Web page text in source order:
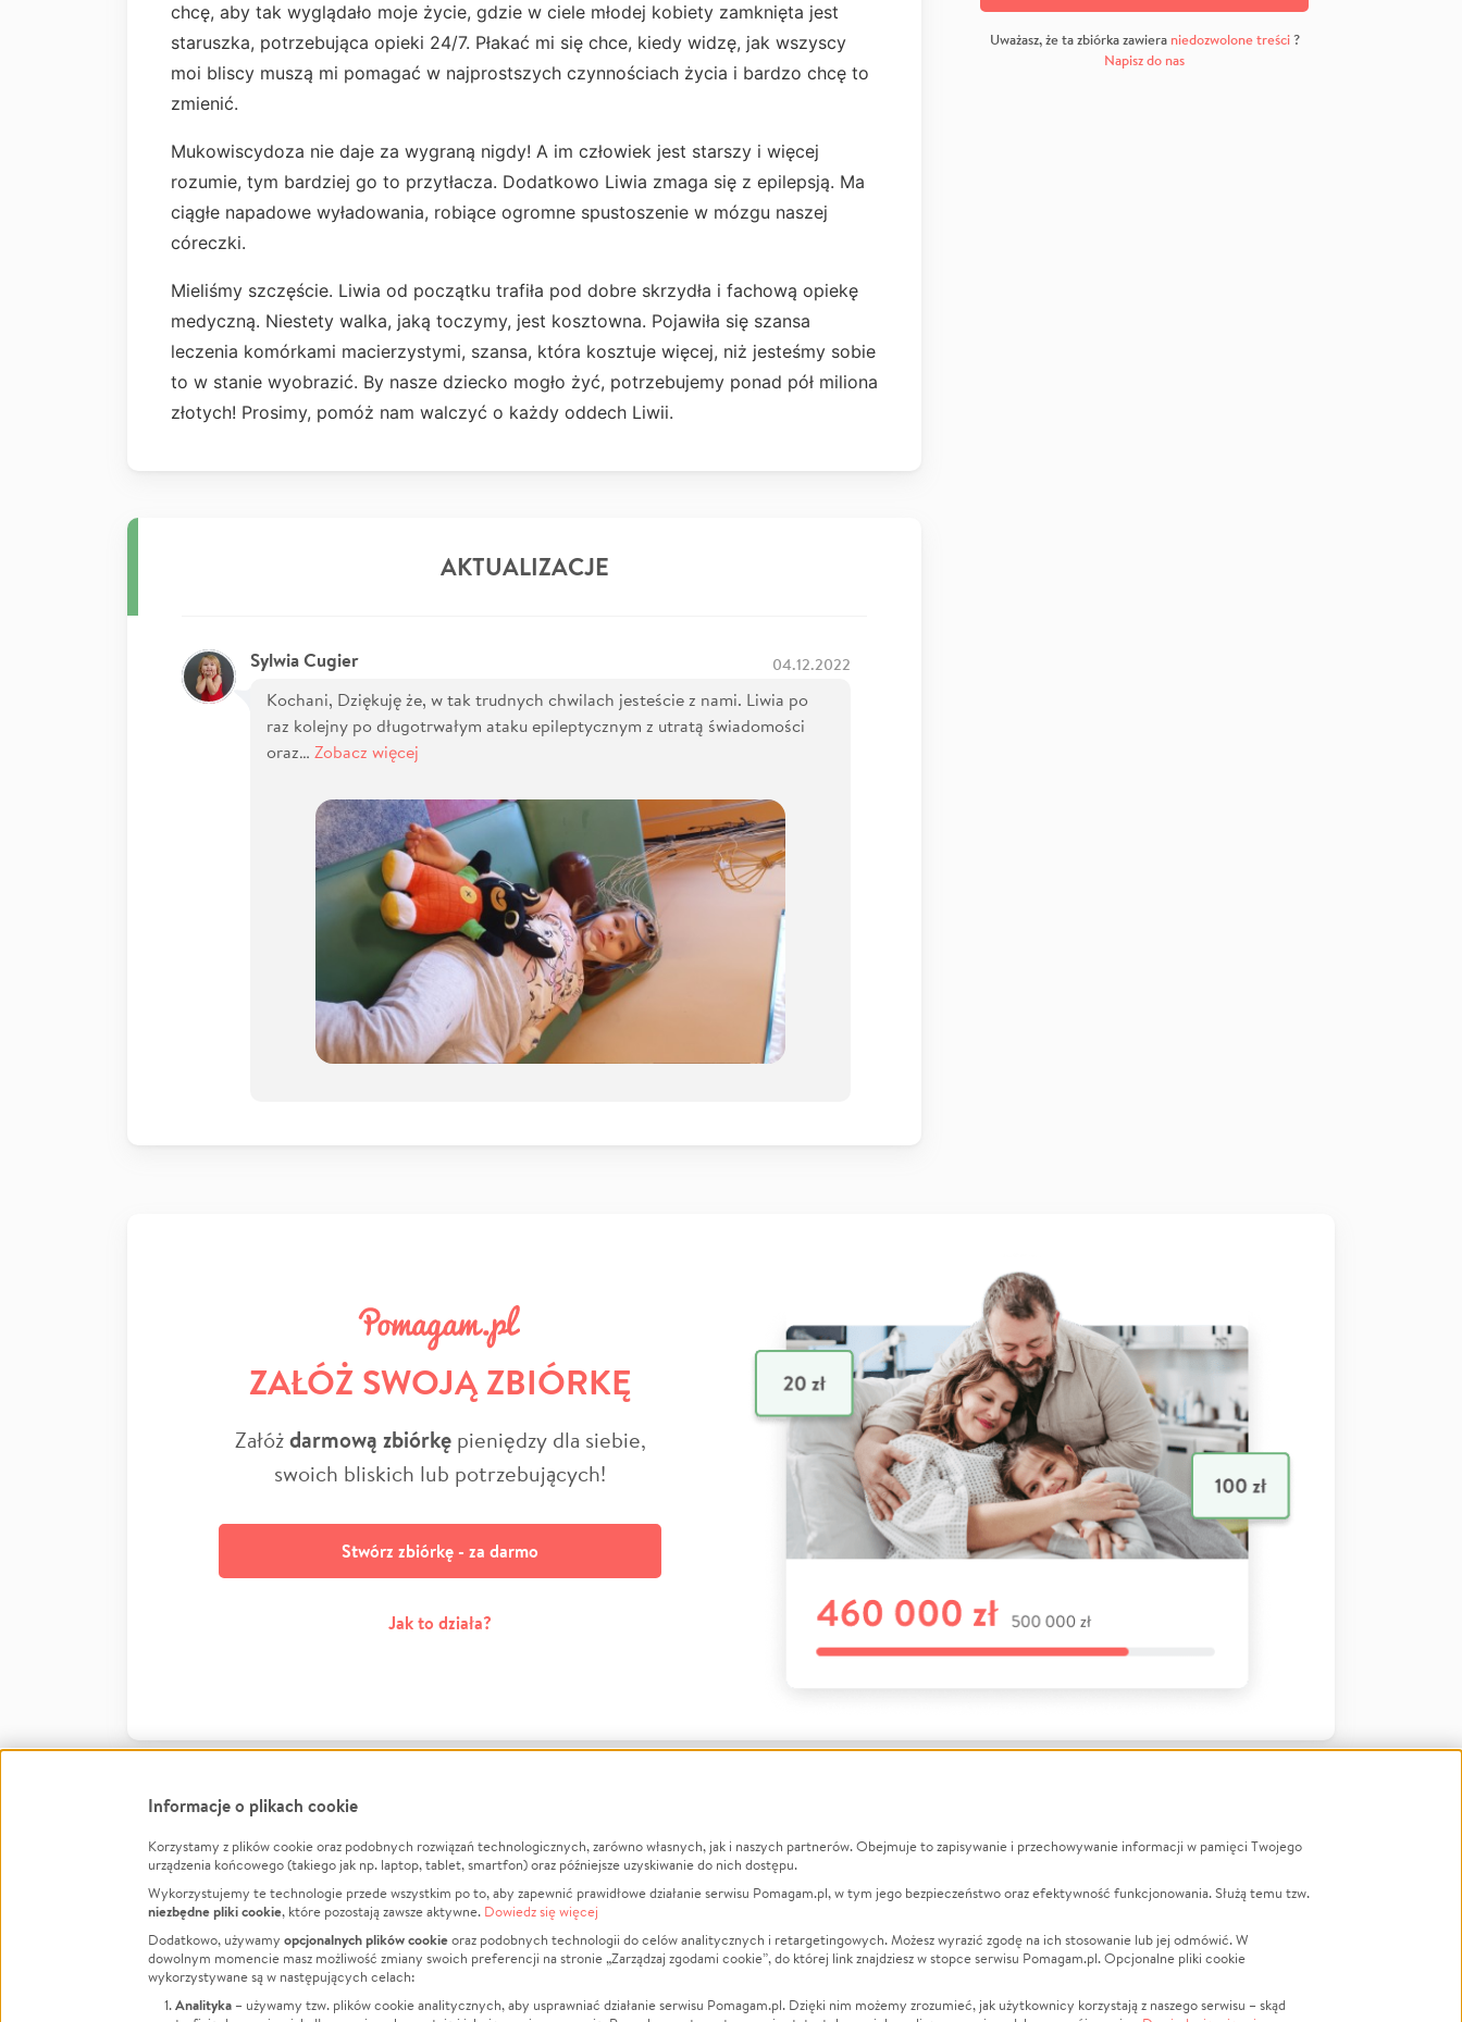
chcę, aby tak wyglądało moje życie, gdzie w ciele młodej kobiety zamknięta jest
staruszka, potrzebująca opieki 24/7. Płakać mi się chce, kiedy widzę, jak wszyscy
moi bliscy muszą mi pomagać w najprostszych czynnościach życia i bardzo chcę to
zmienić.
Mukowiscydoza nie daje za wygraną nigdy! A im człowiek jest starszy i więcej
rozumie, tym bardziej go to przytłacza. Dodatkowo Liwia zmaga się z epilepsją. Ma
ciągłe napadowe wyładowania, robiące ogromne spustoszenie w mózgu naszej
córeczki.
Mieliśmy szczęście. Liwia od początku trafiła pod dobre skrzydła i fachową opiekę
medyczną. Niestety walka, jaką toczymy, jest kosztowna. Pojawiła się szansa
leczenia komórkami macierzystymi, szansa, która kosztuje więcej, niż jesteśmy sobie
to w stanie wyobrazić. By nasze dziecko mogło żyć, potrzebujemy ponad pół miliona
złotych! Prosimy, pomóż nam walczyć o każdy oddech Liwii.
AKTUALIZACJE
Sylwia Cugier 04.12.2022
Kochani, Dziękuję że, w tak trudnych chwilach jesteście z nami. Liwia po
raz kolejny po długotrwałym ataku epileptycznym z utratą świadomości
oraz… Zobacz więcej
Uważasz, że ta zbiórka zawiera niedozwolone treści?
Napisz do nas
ZAŁÓŻ SWOJĄ ZBIÓRKĘ
Załóżdarmową zbiórkępieniędzy dla siebie,
swoich bliskich lub potrzebujących!
Stwórz zbiórkę - za darmo
Jak to działa?
FacebookTwitter Instagram
LinkedInTikTok Youtube
Informacje
Jak to działa?
Regulamin
Polityka Prywatności
O nas
Opinie
Raporty
Za darmo
Zbieraj na
Leczenie
Zwierzęta
Pożar
LGBTQ+
Powódź
Wichura
Informacje o plikach cookie
Korzystamy z plików cookie oraz podobnych rozwiązań technologicznych, zarówno własnych, jak i naszych partnerów. Obejmuje to zapisywanie i przechowywanie informacji w pamięci Twojego
urządzenia końcowego (takiego jak np. laptop, tablet, smartfon) oraz późniejsze uzyskiwanie do nich dostępu.
Wykorzystujemy te technologie przede wszystkim po to, aby zapewnić prawidłowe działanie serwisu Pomagam.pl, w tym jego bezpieczeństwo oraz efektywność funkcjonowania. Służą temu tzw.
niezbędne pliki cookie, które pozostają zawsze aktywne. Dowiedz się więcej
Dodatkowo, używamy opcjonalnych plików cookieoraz podobnych technologii do celów analitycznych i retargetingowych. Możesz wyrazić zgodę na ich stosowanie lub jej odmówić. W
dowolnym momencie masz możliwość zmiany swoich preferencji na stronie „Zarządzaj zgodami cookie”, do której link znajdziesz w stopce serwisu Pomagam.pl. Opcjonalne pliki cookie
wykorzystywane są w następujących celach:
Analityka – używamy tzw. plików cookie analitycznych, aby usprawniać działanie serwisu Pomagam.pl. Dzięki nim możemy zrozumieć, jak użytkownicy korzystają z naszego serwisu – skąd